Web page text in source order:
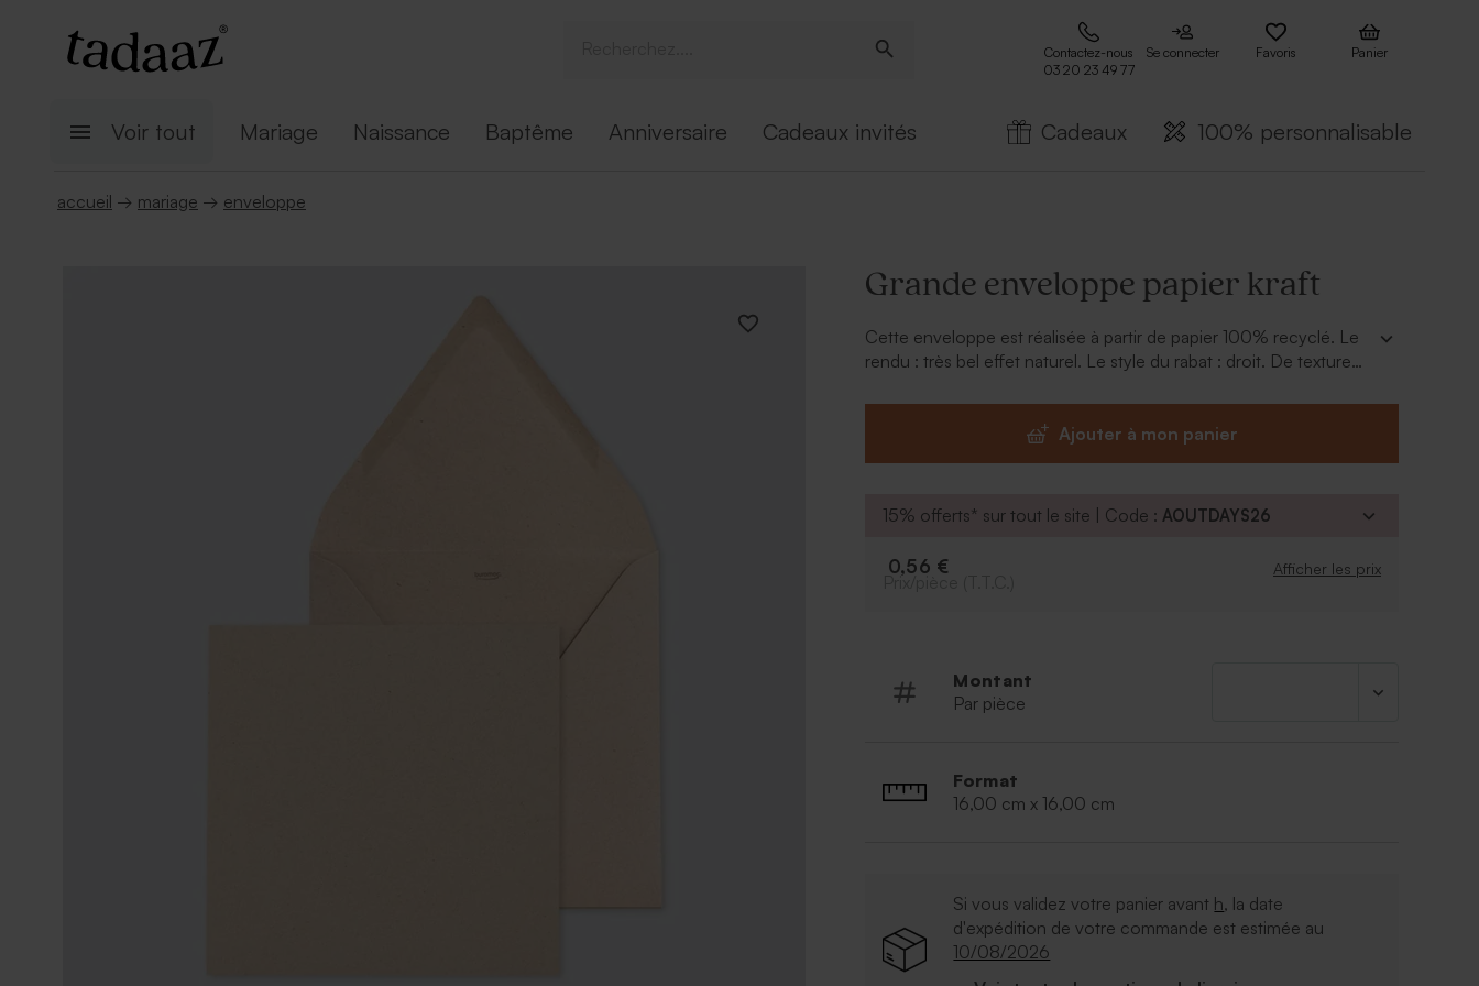
Contactez-nous
03 20 23 49 77
Se connecter Favoris Panier
Voir tout Mariage Naissance Baptême Anniversaire Cadeaux invités Cadeaux 100% personnalisable
accueil → mariage → enveloppe
Grande enveloppe papier kraft
Cette enveloppe est réalisée à partir de papier 100% recyclé. Le
rendu : très bel effet naturel. Le style du rabat : droit. De texture
plaisir et écologie.
Ajouter à mon panier
15% offerts* sur tout le site | Code :AOUTDAYS26
0,56 € Afficher les prix
Montant
Par pièce
Format
16,00 cm x 16,00 cm
Si vous validez votre panier avant h, la date
d'expédition de votre commande est estimée au
10/08/2026